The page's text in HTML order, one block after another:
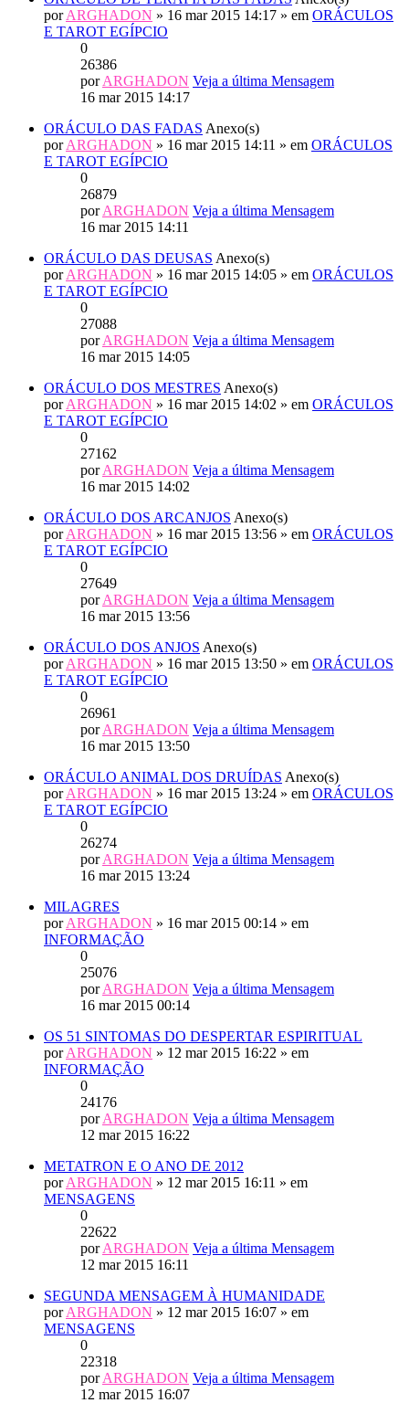
porARGHADON » 16 mar 2015 14:17 » em ORÁCULOS
E TAROT EGÍPCIO
0
26386
porARGHADON Veja a última Mensagem
16 mar 2015 14:17
ORÁCULO DAS FADAS Anexo(s)
porARGHADON » 16 mar 2015 14:11 » em ORÁCULOS
E TAROT EGÍPCIO
0
26879
porARGHADON Veja a última Mensagem
16 mar 2015 14:11
ORÁCULO DAS DEUSAS Anexo(s)
porARGHADON » 16 mar 2015 14:05 » em ORÁCULOS
E TAROT EGÍPCIO
0
27088
porARGHADON Veja a última Mensagem
16 mar 2015 14:05
ORÁCULO DOS MESTRES Anexo(s)
porARGHADON » 16 mar 2015 14:02 » em ORÁCULOS
E TAROT EGÍPCIO
0
27162
porARGHADON Veja a última Mensagem
16 mar 2015 14:02
ORÁCULO DOS ARCANJOS Anexo(s)
porARGHADON » 16 mar 2015 13:56 » em ORÁCULOS
E TAROT EGÍPCIO
0
27649
porARGHADON Veja a última Mensagem
16 mar 2015 13:56
ORÁCULO DOS ANJOS Anexo(s)
porARGHADON » 16 mar 2015 13:50 » em ORÁCULOS
E TAROT EGÍPCIO
0
26961
porARGHADON Veja a última Mensagem
16 mar 2015 13:50
ORÁCULO ANIMAL DOS DRUÍDAS Anexo(s)
porARGHADON » 16 mar 2015 13:24 » em ORÁCULOS
E TAROT EGÍPCIO
0
26274
porARGHADON Veja a última Mensagem
16 mar 2015 13:24
MILAGRES
porARGHADON » 16 mar 2015 00:14 » em
INFORMAÇÃO
0
25076
porARGHADON Veja a última Mensagem
16 mar 2015 00:14
OS 51 SINTOMAS DO DESPERTAR ESPIRITUAL
porARGHADON » 12 mar 2015 16:22 » em
INFORMAÇÃO
0
24176
porARGHADON Veja a última Mensagem
12 mar 2015 16:22
METATRON E O ANO DE 2012
porARGHADON » 12 mar 2015 16:11 » em
MENSAGENS
0
22622
porARGHADON Veja a última Mensagem
12 mar 2015 16:11
SEGUNDA MENSAGEM À HUMANIDADE
porARGHADON » 12 mar 2015 16:07 » em
MENSAGENS
0
22318
porARGHADON Veja a última Mensagem
12 mar 2015 16:07